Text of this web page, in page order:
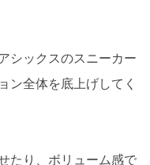
シックスのスニーカー
ン全体を底上げしてく
たり、ボリューム感で